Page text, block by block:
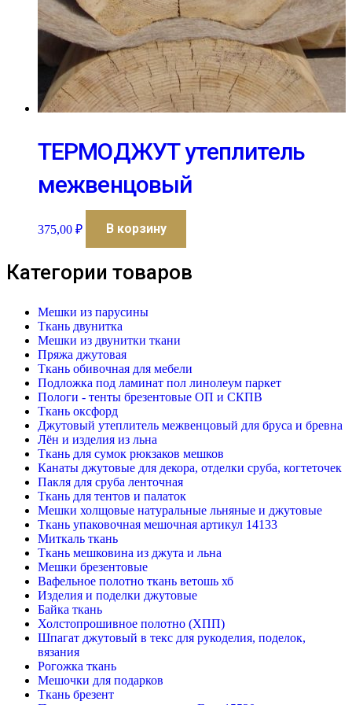
ТЕРМОДЖУТ утеплитель
межвенцовый
375,00 ₽ В корзину
Категории товаров
Мешки из парусины
Ткань двунитка
Мешки из двунитки ткани
Пряжа джутовая
Ткань обивочная для мебели
Подложка под ламинат пол линолеум паркет
Пологи - тенты брезентовые ОП и СКПВ
Ткань оксфорд
Джутовый утеплитель межвенцовый для бруса и бревна
Лён и изделия из льна
Ткань для сумок рюкзаков мешков
Канаты джутовые для декора, отделки сруба, когтеточек
Пакля для сруба ленточная
Ткань для тентов и палаток
Мешки холщовые натуральные льняные и джутовые
Ткань упаковочная мешочная артикул 14133
Миткаль ткань
Ткань мешковина из джута и льна
Мешки брезентовые
Вафельное полотно ткань ветошь хб
Изделия и поделки джутовые
Байка ткань
Холстопрошивное полотно (ХПП)
Шпагат джутовый в текс для рукоделия, поделок,
вязания
Рогожка ткань
Мешочки для подарков
Ткань брезент